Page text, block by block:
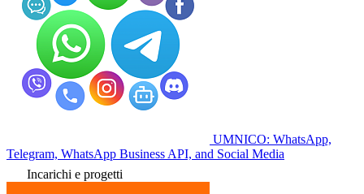
UMNICO: WhatsApp,
Telegram, WhatsApp Business API, and Social Media
Incarichi e progetti